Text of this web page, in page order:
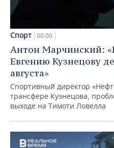
Спорт 00:00
Антон Марчинский:
Евгению Кузнецову
августа»
Спортивный директор
трансфере Кузнецова,
выходе на Тимоти Ловелла